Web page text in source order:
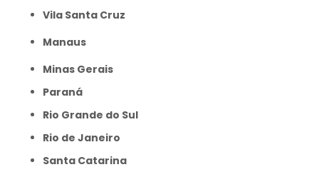
Vila Santa Cruz
Manaus
Minas Gerais
Paraná
Rio Grande do Sul
Rio de Janeiro
Santa Catarina